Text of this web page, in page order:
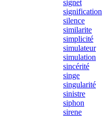
signet
signification
silence
similarite
simplicité
simulateur
simulation
sincérité
singe
singularité
sinistre
siphon
sirene